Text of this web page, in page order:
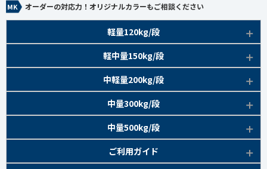
オーダーの対応力！オリジナルカラーもご相談ください
軽量120kg/段
アイボリー、グレー
EK120kg/段アングルボルト 特長
EK120kg/段アングルセミボルト 特長
新セミボルト 特長
軽中量150kg/段
軽中量150kg/段 商品一覧
部材仕様図
中軽量200kg/段
EK200kg/段 商品一覧
部材仕様図
中量300kg/段
アイボリー・グリーン
EK300kg/段 商品一覧
中量500kg/段
アイボリー・グリーンご利用ガイド